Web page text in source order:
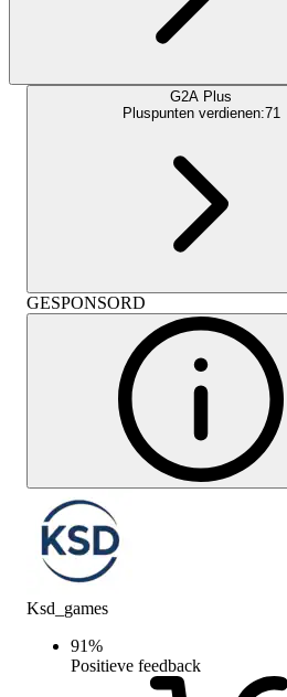
G2A Plus
Pluspunten verdienen:71
GESPONSORD
Ksd_games
91%
Positieve feedback